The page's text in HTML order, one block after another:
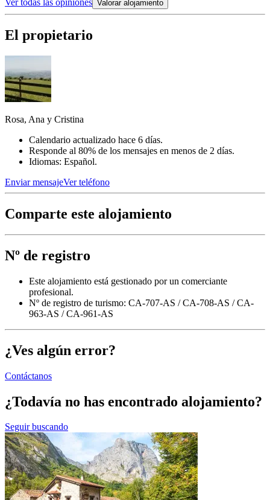
Ver todas las opiniones Valorar alojamiento
El propietario
Rosa, Ana y Cristina
Calendario actualizado hace 6 días.
Responde al 80% de los mensajes en menos de 2 días.
Idiomas: Español.
Enviar mensajeVer teléfono
Comparte este alojamiento
Nº de registro
Este alojamiento está gestionado por un comerciante
profesional.
Nº de registro de turismo: CA-707-AS / CA-708-AS / CA-
963-AS / CA-961-AS
¿Ves algún error?
Contáctanos
¿Todavía no has encontrado alojamiento?
Seguir buscando